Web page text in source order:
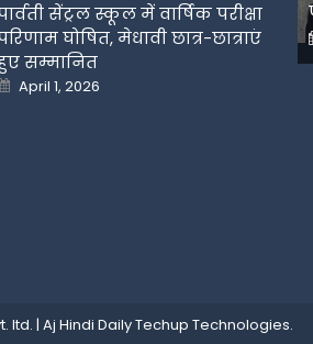
सेंट्रल स्कूल में वार्षिक परीक्षा
घोषित, मेधावी छात्र-छात्राएं
सम्मानित
Posted
on
April 1, 2026
ltd. | Aj Hindi DailyTechup Technologies.